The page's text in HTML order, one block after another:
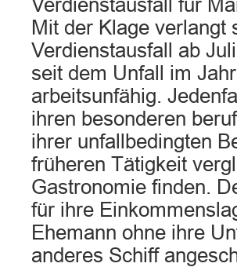
Verdienstausfall für
Mit der Klage verlangt
Verdienstausfall ab
seit dem Unfall im
arbeitsunfähig.
ihren besonderen
ihrer unfallbedingten
früheren Tätigkeit
Gastronomie finden.
für ihre
Ehemann ohne ihre
anderes Schiff